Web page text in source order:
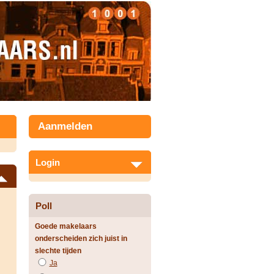
Aanmelden
Login
Poll
Goede makelaars
onderscheiden zich juist in
slechte tijden
Ja